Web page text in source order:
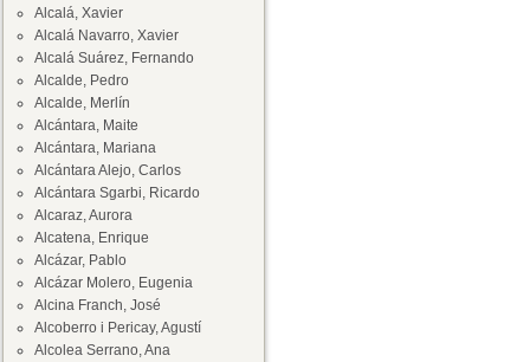
Alcalá, Xavier
Alcalá Navarro, Xavier
Alcalá Suárez, Fernando
Alcalde, Pedro
Alcalde, Merlín
Alcántara, Maite
Alcántara, Mariana
Alcántara Alejo, Carlos
Alcántara Sgarbi, Ricardo
Alcaraz, Aurora
Alcatena, Enrique
Alcázar, Pablo
Alcázar Molero, Eugenia
Alcina Franch, José
Alcoberro i Pericay, Agustí
Alcolea Serrano, Ana